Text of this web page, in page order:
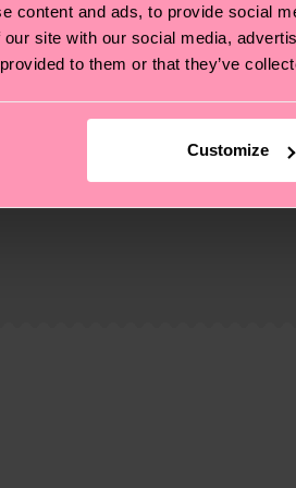
content and ads, to provide social
site with our social media,
to them or that they’ve
Customize
et aux certifications : il s'agit